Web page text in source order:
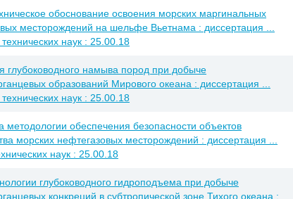
обоснование освоения морских маргинальных
месторождений на шельфе Вьетнама : диссертация ...
наук : 25.00.18
глубоководного намыва пород при добыче
образований Мирового океана : диссертация ...
наук : 25.00.18
методологии обеспечения безопасности объектов
морских нефтегазовых месторождений : диссертация ...
наук : 25.00.18
глубоководного гидроподъема при добыче
конкреций в субтропической зоне Тихого океана :